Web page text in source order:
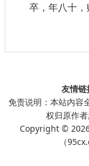
卒，年八十，
友情链
免责说明：本站内容
权归原作
Copyright ©
（